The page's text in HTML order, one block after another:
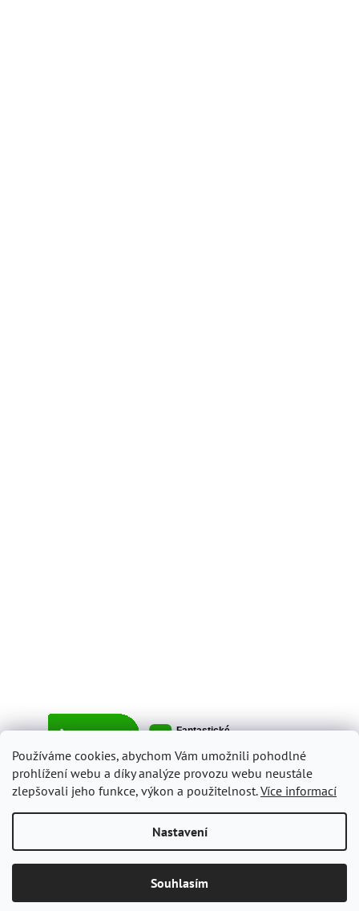
Používáme cookies, abychom Vám umožnili pohodlné
prohlížení webu a díky analýze provozu webu neustále
zlepšovali jeho funkce, výkon a použitelnost.Více informací
Nastavení
Souhlasím
Copyright 2026ItalyShop.cz. Všechna práva vyhrazena.Upravit
nastavení cookies